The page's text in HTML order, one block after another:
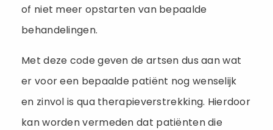
of niet meer opstarten van bepaalde
behandelingen.
Met deze code geven de artsen dus aan wat
er voor een bepaalde patiënt nog wenselijk
en zinvol is qua therapieverstrekking. Hierdoor
kan worden vermeden dat patiënten die